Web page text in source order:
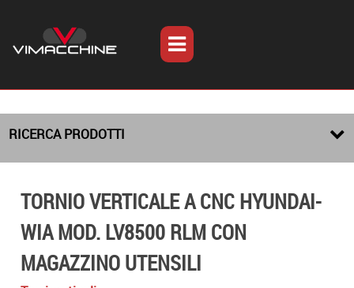
RICERCA PRODOTTI
TORNIO VERTICALE A CNC HYUNDAI-
WIA MOD. LV8500 RLM CON
MAGAZZINO UTENSILI